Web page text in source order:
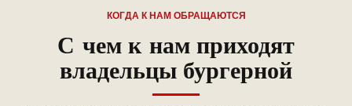
КОГДА К НАМ ОБРАЩАЮТСЯ
С чем к нам приходят
владельцы бургерной